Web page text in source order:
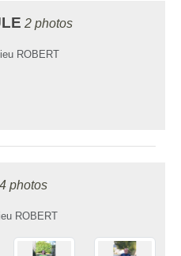
2 photos
ROBERT
photos
ROBERT